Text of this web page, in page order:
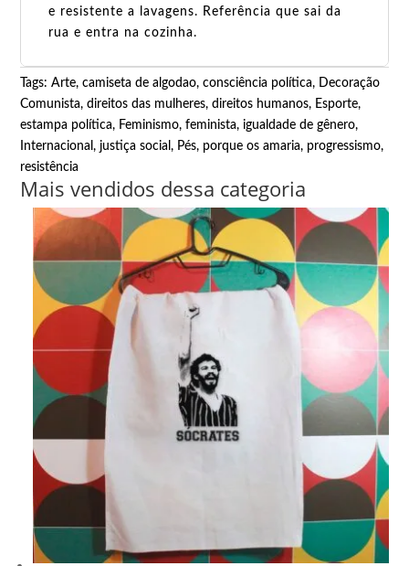
e resistente a lavagens. Referência que sai da
rua e entra na cozinha.
Tags:Arte,camiseta de algodao,consciência política, Decoração
Comunista,direitos das mulheres,direitos humanos, Esporte,
estampa política, Feminismo,feminista, igualdade de gênero,
Internacional, justiça social, Pés, porque os amaria, progressismo,
resistência
Mais vendidos dessa categoria